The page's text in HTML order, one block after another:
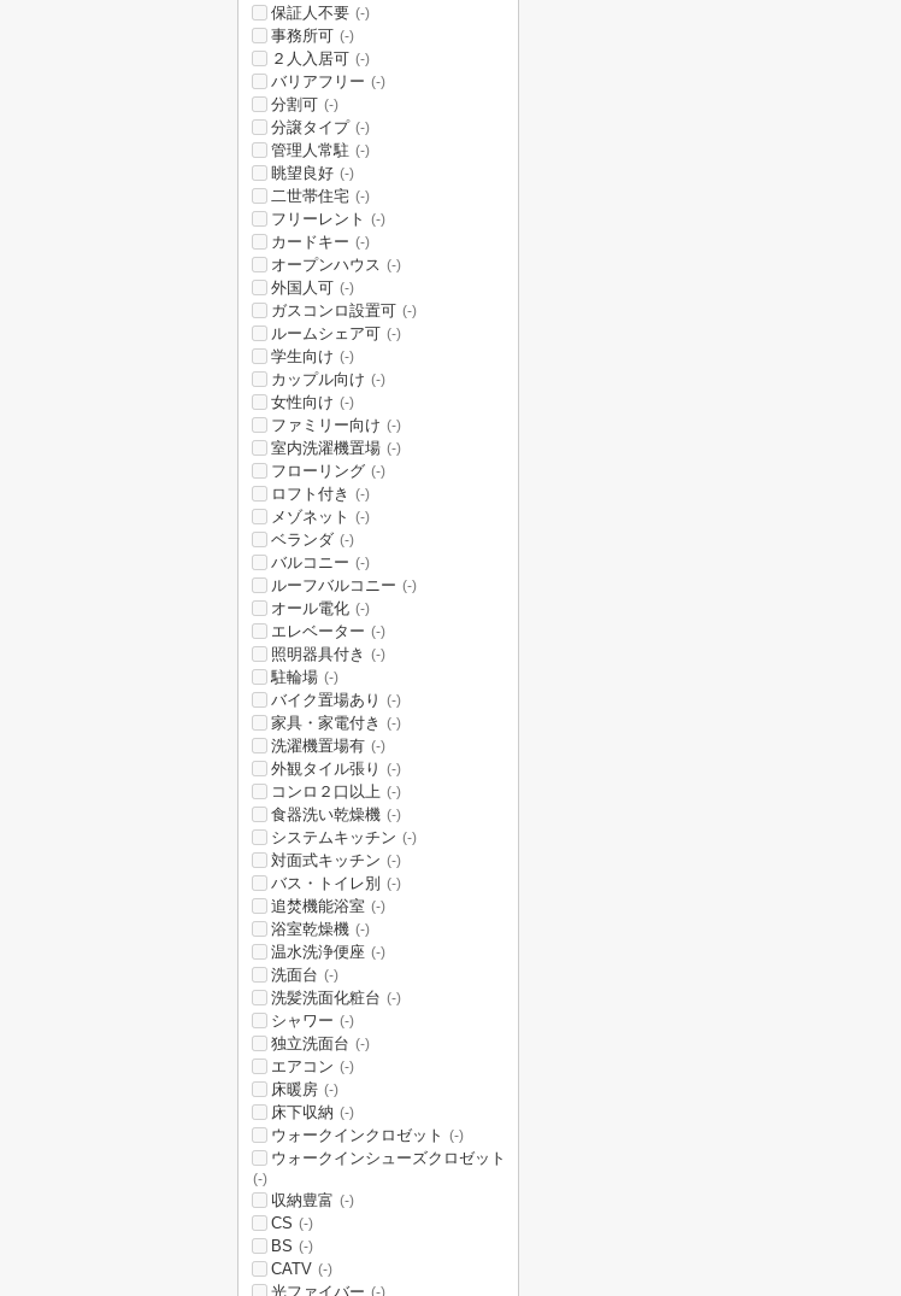
保証人不要 (-)
事務所可 (-)
２人入居可 (-)
バリアフリー (-)
分割可 (-)
分譲タイプ (-)
管理人常駐 (-)
眺望良好 (-)
二世帯住宅 (-)
フリーレント (-)
カードキー (-)
オープンハウス (-)
外国人可 (-)
ガスコンロ設置可 (-)
ルームシェア可 (-)
学生向け (-)
カップル向け (-)
女性向け (-)
ファミリー向け (-)
室内洗濯機置場 (-)
フローリング (-)
ロフト付き (-)
メゾネット (-)
ベランダ (-)
バルコニー (-)
ルーフバルコニー (-)
オール電化 (-)
エレベーター (-)
照明器具付き (-)
駐輪場 (-)
バイク置場あり (-)
家具・家電付き (-)
洗濯機置場有 (-)
外観タイル張り (-)
コンロ２口以上 (-)
食器洗い乾燥機 (-)
システムキッチン (-)
対面式キッチン (-)
バス・トイレ別 (-)
追焚機能浴室 (-)
浴室乾燥機 (-)
温水洗浄便座 (-)
洗面台 (-)
洗髪洗面化粧台 (-)
シャワー (-)
独立洗面台 (-)
エアコン (-)
床暖房 (-)
床下収納 (-)
ウォークインクロゼット (-)
ウォークインシューズクロゼット
(-)
収納豊富 (-)
CS (-)
BS (-)
CATV (-)
光ファイバー (-)